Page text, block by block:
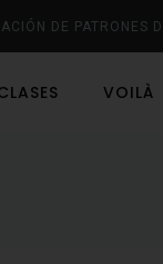
DE PATRONES
VOILÀ